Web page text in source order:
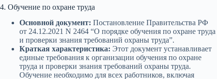
4. Обучение по охране труда
Основной документ: Постановление Правительства РФ
от 24.12.2021 N 2464 “О порядке обучения по охране труда
и проверки знания требований охраны труда”.
Краткая характеристика: Этот документ устанавливает
единые требования к организации обучения по охране
труда и проверки знания требований охраны труда.
Обучение необходимо для всех работников, включая